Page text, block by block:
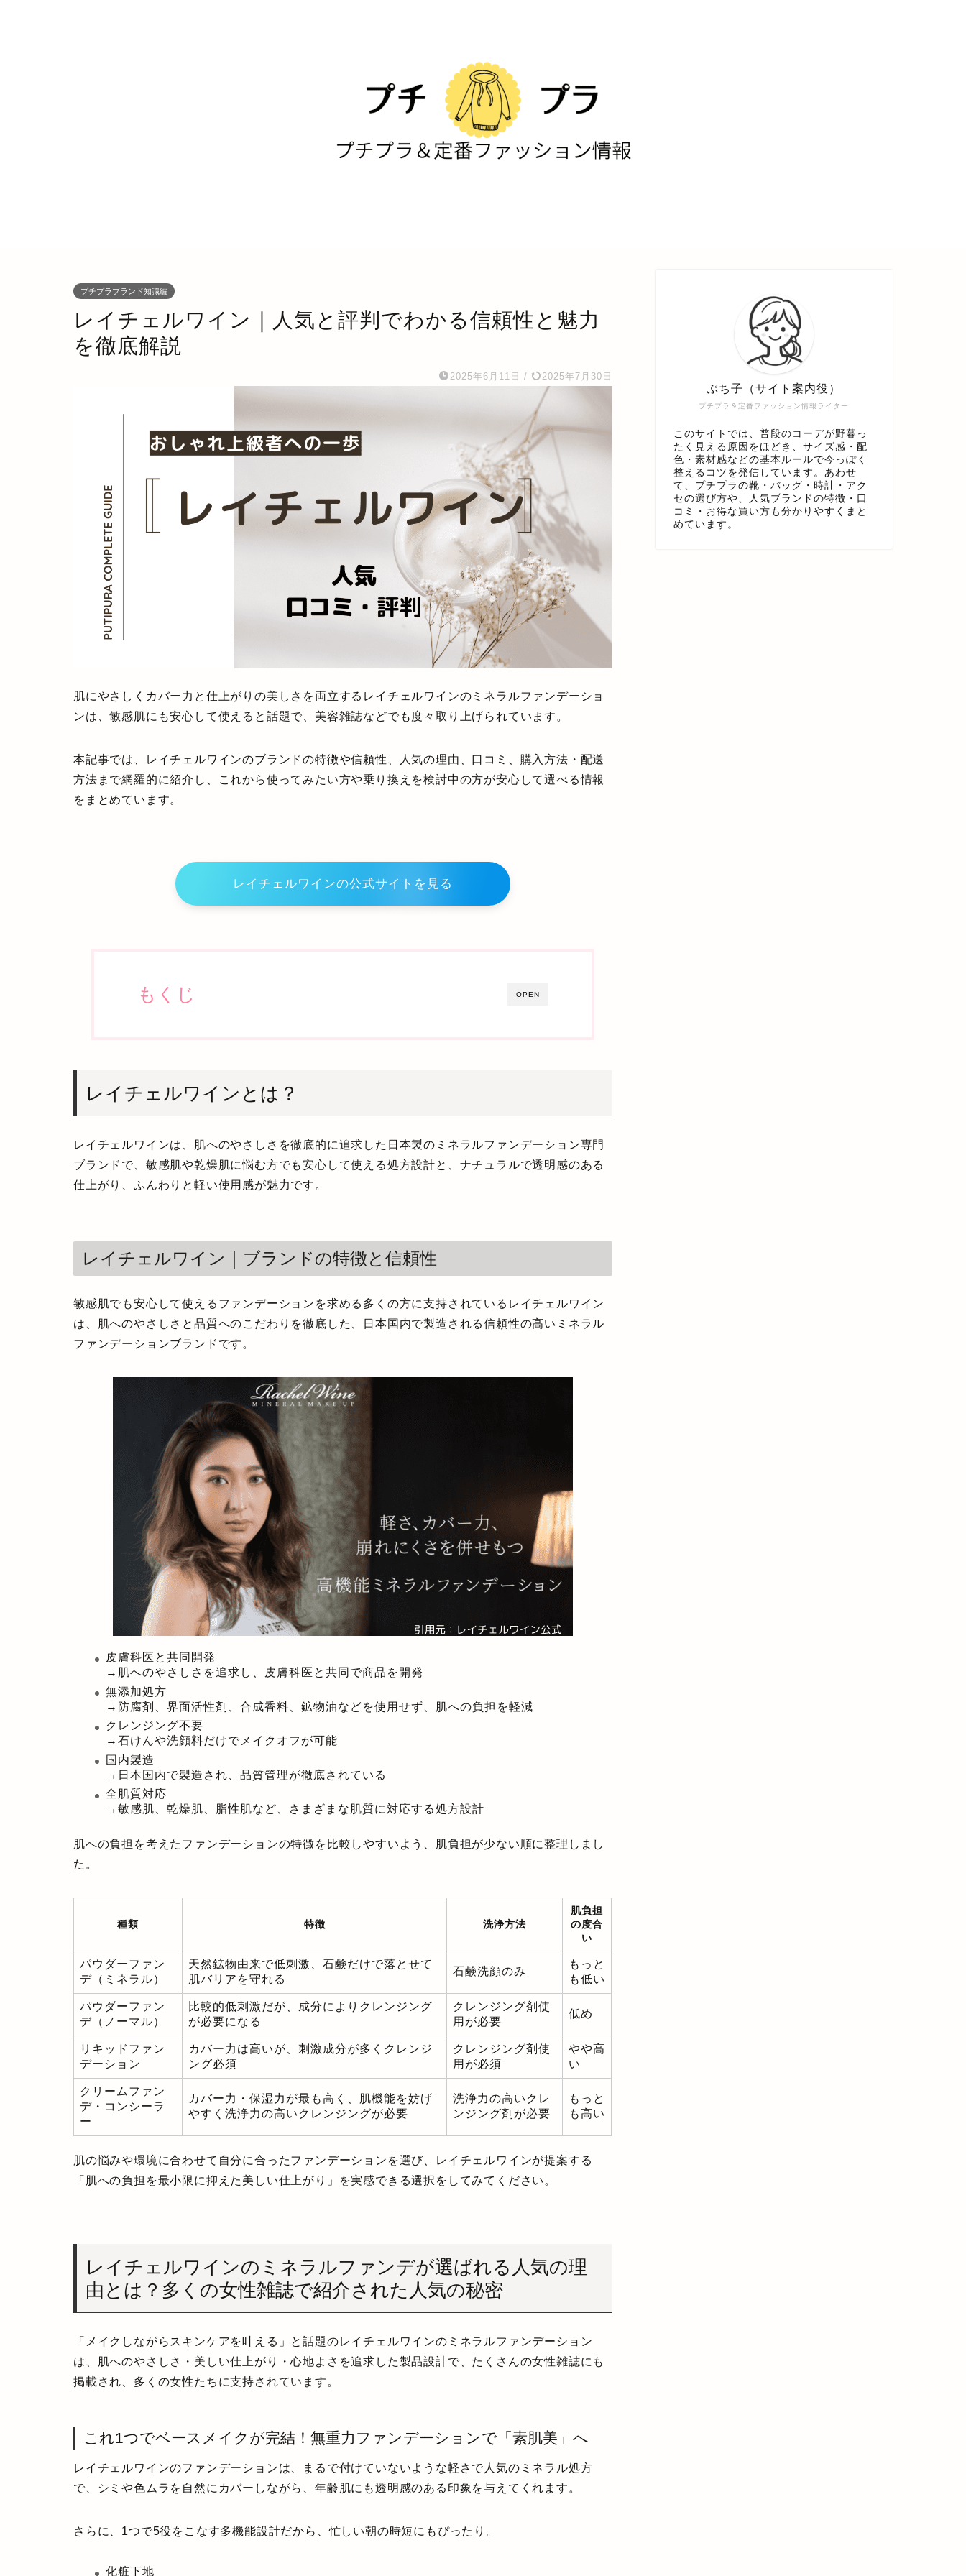
プチプラブランド知識編
レイチェルワイン｜人気と評判でわかる信頼性と魅力
を徹底解説
2025年6月11日 / 2025年7月30日
肌にやさしくカバー力と仕上がりの美しさを両立するレイチェルワインのミネラルファンデーショ
ンは、敏感肌にも安心して使えると話題で、美容雑誌などでも度々取り上げられています。
本記事では、レイチェルワインのブランドの特徴や信頼性、人気の理由、口コミ、購入方法・配送
方法まで網羅的に紹介し、これから使ってみたい方や乗り換えを検討中の方が安心して選べる情報
をまとめています。
レイチェルワインの公式サイトを見る
OPEN
もくじ
レイチェルワインとは？
レイチェルワインは、肌へのやさしさを徹底的に追求した 日本製のミネラルファンデーション専門
ブランド で、敏感肌や乾燥肌に悩む方でも安心して使える処方設計と、ナチュラルで透明感のある
仕上がり、ふんわりと軽い使用感が魅力です。
レイチェルワイン｜ブランドの特徴と信頼性
敏感肌でも安心して使えるファンデーションを求める多くの方に支持されているレイチェルワイン
は、肌へのやさしさと品質へのこだわりを徹底した、日本国内で製造される信頼性の高いミネラル
ファンデーションブランドです。
皮膚科医と共同開発
→肌へのやさしさを追求し、皮膚科医と共同で商品を開発
無添加処方
→防腐剤、界面活性剤、合成香料、鉱物油などを使用せず、肌への負担を軽減
クレンジング不要
→石けんや洗顔料だけでメイクオフが可能
国内製造
→日本国内で製造され、品質管理が徹底されている
全肌質対応
→敏感肌、乾燥肌、脂性肌など、さまざまな肌質に対応する処方設計
肌への負担を考えたファンデーションの特徴を比較しやすいよう、肌負担が少ない順に整理しまし
た。
種類 特徴 洗浄方法
肌負担
の度合
い
パウダーファン
デ（ミネラル）
天然鉱物由来で低刺激、石鹸だけで落とせて
肌バリアを守れる
石鹸洗顔のみ
もっと
も低い
パウダーファン
デ（ノーマル）
比較的低刺激だが、成分によりクレンジング
が必要になる
クレンジング剤使
用が必要
低め
リキッドファン
デーション
カバー力は高いが、刺激成分が多くクレンジ
ング必須
クレンジング剤使
用が必須
やや高
い
クリームファン
デ・コンシーラ
ー
カバー力・保湿力が最も高く、肌機能を妨げ
やすく洗浄力の高いクレンジングが必要
洗浄力の高いクレ
ンジング剤が必要
もっと
も高い
肌の悩みや環境に合わせて自分に合ったファンデーションを選び、レイチェルワインが提案する
「肌への負担を最小限に抑えた美しい仕上がり」を実感できる選択をしてみてください。
レイチェルワインのミネラルファンデが選ばれる人気の理
由とは？多くの女性雑誌で紹介された人気の秘密
「メイクしながらスキンケアを叶える」と話題のレイチェルワインのミネラルファンデーション
は、肌へのやさしさ・美しい仕上がり・心地よさを追求した製品設計で、たくさんの女性雑誌にも
掲載され、多くの女性たちに支持されています。
これ1つでベースメイクが完結！無重力ファンデーションで「素肌美」へ
レイチェルワインのファンデーションは、 まるで付けていないような軽さ で人気のミネラル処方
で、シミや色ムラを自然にカバーしながら、年齢肌にも透明感のある印象を与えてくれます。
さらに、 1つで5役をこなす多機能設計だから、忙しい朝の時短にもぴったり。
化粧下地
プチプラ＆定番ファッション情報ライター
ぷち子（サイト案内役）
このサイトでは、普段のコーデが野暮っ
たく見える原因をほどき、サイズ感・配
色・素材感などの基本ルールで今っぽく
整えるコツを発信しています。あわせ
て、プチプラの靴・バッグ・時計・アク
セの選び方や、人気ブランドの特徴・口
コミ・お得な買い方も分かりやすくまと
めています。